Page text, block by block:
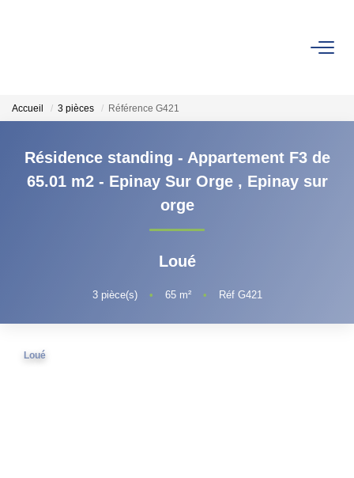
LOUER
Faire Gérer
Conciergerie
Espace Client
Accueil 3 pièces Référence G421
Résidence standing - Appartement F3 de
65.01 m2 - Epinay Sur Orge , Epinay sur
orge
Loué
3pièce(s) • 65m² • Réf G421
Loué